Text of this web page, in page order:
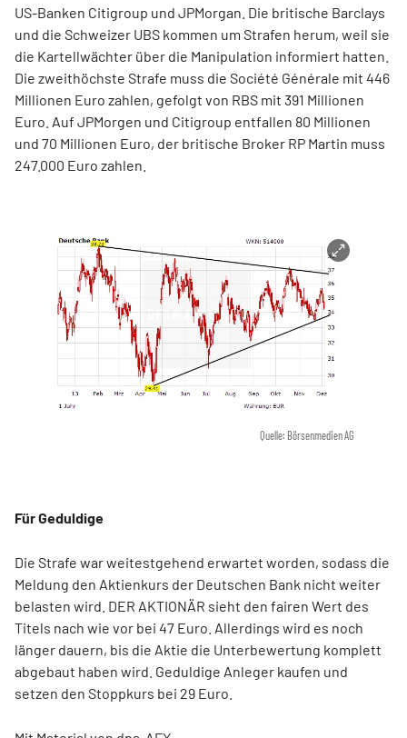
US-Banken Citigroup und JPMorgan. Die britische Barclays
und die Schweizer UBS kommen um Strafen herum, weil sie
die Kartellwächter über die Manipulation informiert hatten.
Die zweithöchste Strafe muss die Société Générale mit 446
Millionen Euro zahlen, gefolgt von RBS mit 391 Millionen
Euro. Auf JPMorgen und Citigroup entfallen 80 Millionen
und 70 Millionen Euro, der britische Broker RP Martin muss
247.000 Euro zahlen.
Quelle: Börsenmedien AG
Für Geduldige
Die Strafe war weitestgehend erwartet worden, sodass die
Meldung den Aktienkurs der Deutschen Bank nicht weiter
belasten wird. DER AKTIONÄR sieht den fairen Wert des
Titels nach wie vor bei 47 Euro. Allerdings wird es noch
länger dauern, bis die Aktie die Unterbewertung komplett
abgebaut haben wird. Geduldige Anleger kaufen und
setzen den Stoppkurs bei 29 Euro.